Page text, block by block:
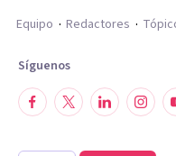
Equipo
Redactores
Síguenos